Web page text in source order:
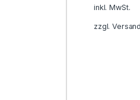
inkl. MwSt.
zzgl.